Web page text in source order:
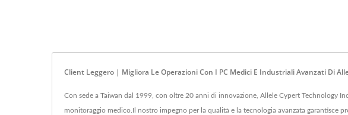
Client Leggero | Migliora Le Operazioni Con I PC Medici E Industriali Avanzati Di
Con sede a Taiwan dal 1999, con oltre 20 anni di innovazione, Allele Cypert Technology
monitoraggio medico.Il nostro impegno per la qualità e la tecnologia avanzata garantisce